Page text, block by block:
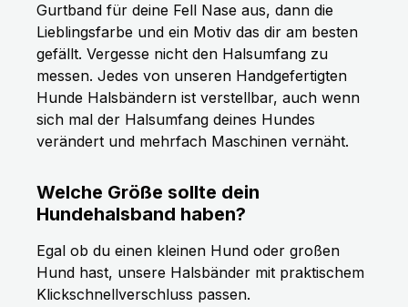
Gurtband für deine Fell Nase aus, dann die
Lieblingsfarbe und ein Motiv das dir am besten
gefällt. Vergesse nicht den Halsumfang zu
messen. Jedes von unseren Handgefertigten
Hunde Halsbändern ist verstellbar, auch wenn
sich mal der Halsumfang deines Hundes
verändert und mehrfach Maschinen vernäht.
Welche Größe sollte dein
Hundehalsband haben?
Egal ob du einen kleinen Hund oder großen
Hund hast, unsere Halsbänder mit praktischem
Klickschnellverschluss passen.